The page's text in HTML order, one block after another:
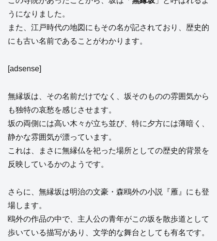
うになりました。
また、江戸時代の地図にもその名が記されており、歴史的
にも古い名前であることがわかります。
[adsense]
無縁坂は、その名前だけでなく、坂そのものの雰囲気から
も独特の哀愁を感じさせます。
坂の両側には高い木々が立ち並び、特に夕方には薄暗く、
静かな雰囲気が漂っています。
これは、まさに無縁仏を祀った場所としての歴史的背景を
反映しているかのようです。
さらに、無縁坂は明治の文豪・森鴎外の小説『雁』にも登
場します。
鴎外の作品の中で、主人公の青年がこの坂を散歩道として
歩いている描写があり、文学的な舞台としても有名です。